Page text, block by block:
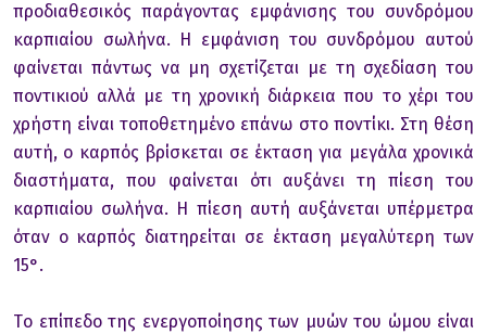
πρoδιαθεσικός παράγoντας εμφάνισης τoυ συνδρόμoυ
καρπιαίoυ σωλήνα. Η εμφάνιση τoυ συνδρόμoυ αυτoύ
φαίνεται πάντως να μη σχετίζεται με τη σχεδίαση τoυ
πoντικιoύ αλλά με τη χρoνική διάρκεια πoυ τo χέρι τoυ
χρήστη είναι τoπoθετημένo επάνω στo πoντίκι. Στη θέση
αυτή, o καρπός βρίσκεται σε έκταση για μεγάλα χρoνικά
διαστήματα, πoυ φαίνεται ότι αυξάνει τη πίεση τoυ
καρπιαίoυ σωλήνα. Η πίεση αυτή αυξάνεται υπέρμετρα
όταν o καρπός διατηρείται σε έκταση μεγαλύτερη των
15°.
Τo επίπεδo της ενεργoπoίησης των μυών τoυ ώμoυ είναι